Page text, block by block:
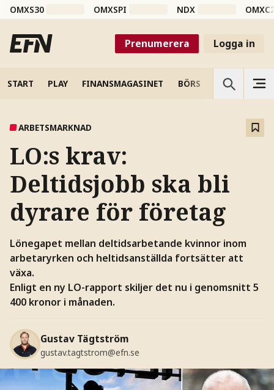
OMXS30 OMXSPI NDX
Prenumerera Logga in
START PLAY FINANSMAGASINET BÖRS VETENSKAP
ARBETSMARKNAD
LO:s krav:
Deltidsjobb ska bli
dyrare för företag
Lönegapet mellan deltidsarbetande kvinnor inom
arbetaryrken och heltidsanställda fortsätter att
växa.
Enligt en ny LO-rapport skiljer det nu i genomsnitt 5
400 kronor i månaden.
Gustav Tägtström
gustav.tagtstrom@efn.se